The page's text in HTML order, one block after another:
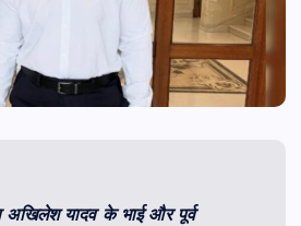
अखिलेश यादव के भाई और पूर्व